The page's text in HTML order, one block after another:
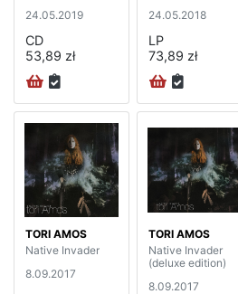
24.05.2019
CD
53,89 zł
24.05.2018
LP
73,89 zł
TORI AMOS
Native Invader
8.09.2017
TORI AMOS
Native Invader
(deluxe edition)
8.09.2017